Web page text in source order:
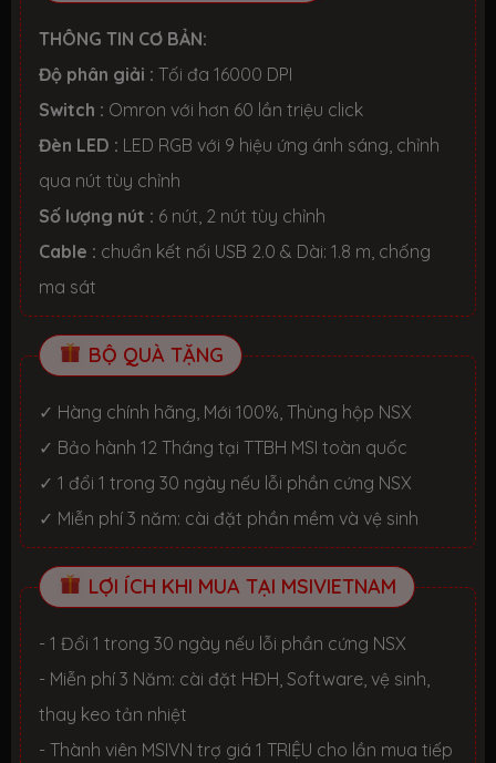
THÔNG TIN CƠ BẢN:
Độ phân giải : Tối đa 16000 DPI
Switch : Omron với hơn 60 lần triệu click
Đèn LED : LED RGB với 9 hiệu ứng ánh sáng, chỉnh
qua nút tùy chỉnh
Số lượng nút : 6 nút, 2 nút tùy chỉnh
Cable : chuẩn kết nối USB 2.0 & Dài: 1.8 m, chống
ma sát
BỘ QUÀ TẶNG
✓ Hàng chính hãng, Mới 100%, Thùng hộp NSX
✓ Bảo hành 12 Tháng tại TTBH MSI toàn quốc
✓ 1 đổi 1 trong 30 ngày nếu lỗi phần cứng NSX
✓ Miễn phí 3 năm: cài đặt phần mềm và vệ sinh
LỢI ÍCH KHI MUA TẠI MSIVIETNAM
- 1 Đổi 1 trong 30 ngày nếu lỗi phần cứng NSX
- Miễn phí 3 Năm: cài đặt HĐH, Software, vệ sinh,
thay keo tản nhiệt
- Thành viên MSIVN trợ giá 1 TRIỆU cho lần mua tiếp